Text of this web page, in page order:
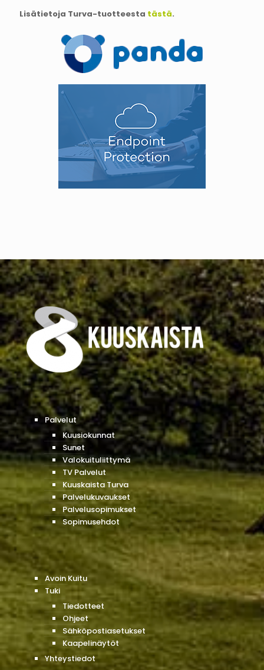
Lisätietoja Turva-tuotteesta tästä.
Palvelut
Kuusiokunnat
Sunet
Valokuituliittymä
TV Palvelut
Kuuskaista Turva
Palvelukuvaukset
Palvelusopimukset
Sopimusehdot
Avoin Kuitu
Tuki
Tiedotteet
Ohjeet
Sähköpostiasetukset
Kaapelinäytöt
Yhteystiedot